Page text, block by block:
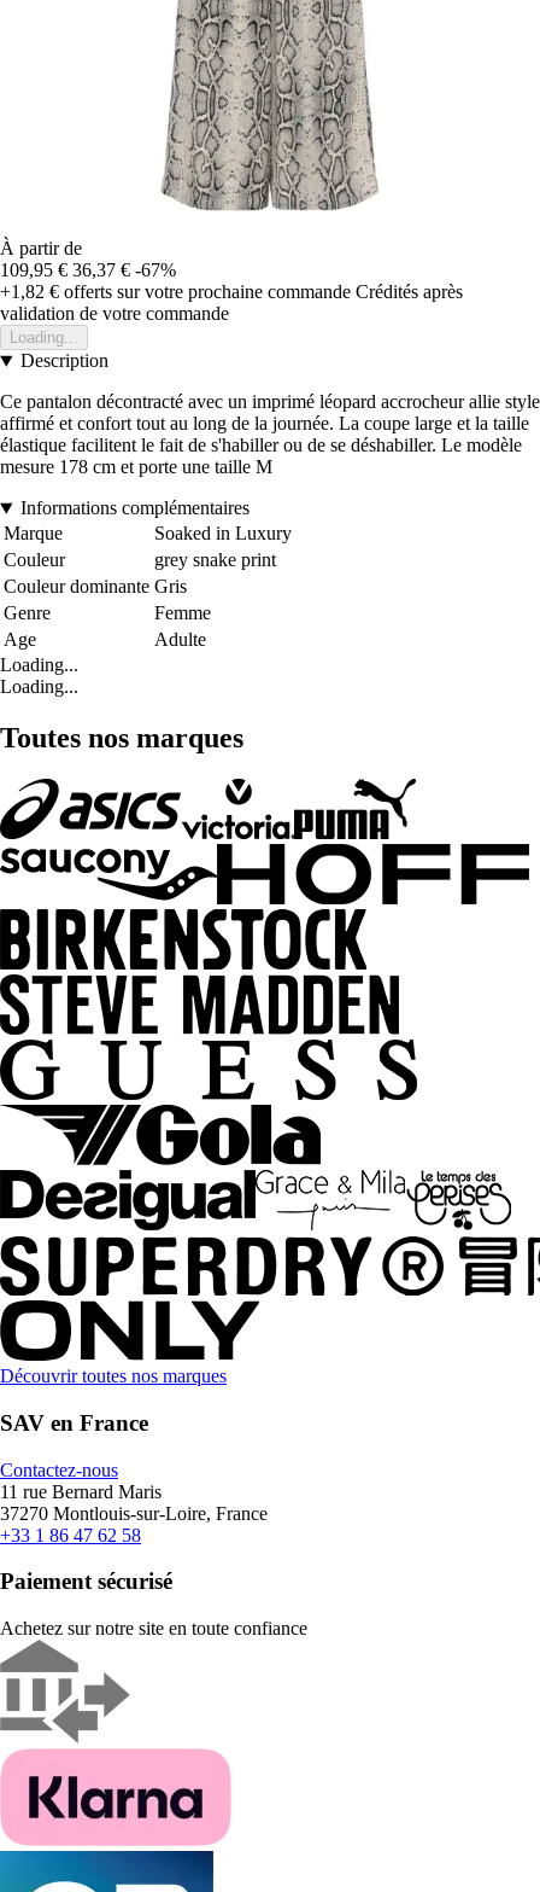
À partir de
109,95 € 36,37 € -67%
+1,82 € offerts sur votre prochaine commande Crédités après
validation de votre commande
Loading...
Description
Ce pantalon décontracté avec un imprimé léopard accrocheur allie style
affirmé et confort tout au long de la journée. La coupe large et la taille
élastique facilitent le fait de s'habiller ou de se déshabiller. Le modèle
mesure 178 cm et porte une taille M
Informations complémentaires
Marque
Soaked in Luxury
Couleur
grey snake print
Couleur dominante Gris
Genre
Femme
Age
Adulte
Loading...
Loading...
Toutes nos marques
Découvrir toutes nos marques
SAV en France
Contactez-nous
11 rue Bernard Maris
37270 Montlouis-sur-Loire, France
+33 1 86 47 62 58
Paiement sécurisé
Achetez sur notre site en toute confiance